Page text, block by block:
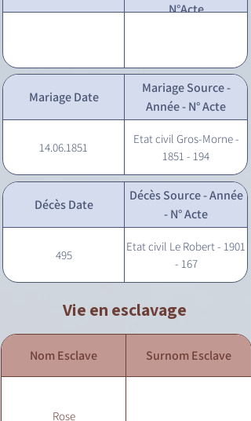
N°Acte
Mariage Date
Mariage Source -
Année - N° Acte
14.06.1851
Etat civil Gros-Morne -
1851 - 194
Décès Date
Décès Source - Année
- N° Acte
495
Etat civil Le Robert - 1901
- 167
Vie en esclavage
Nom Esclave Surnom Esclave
Rose